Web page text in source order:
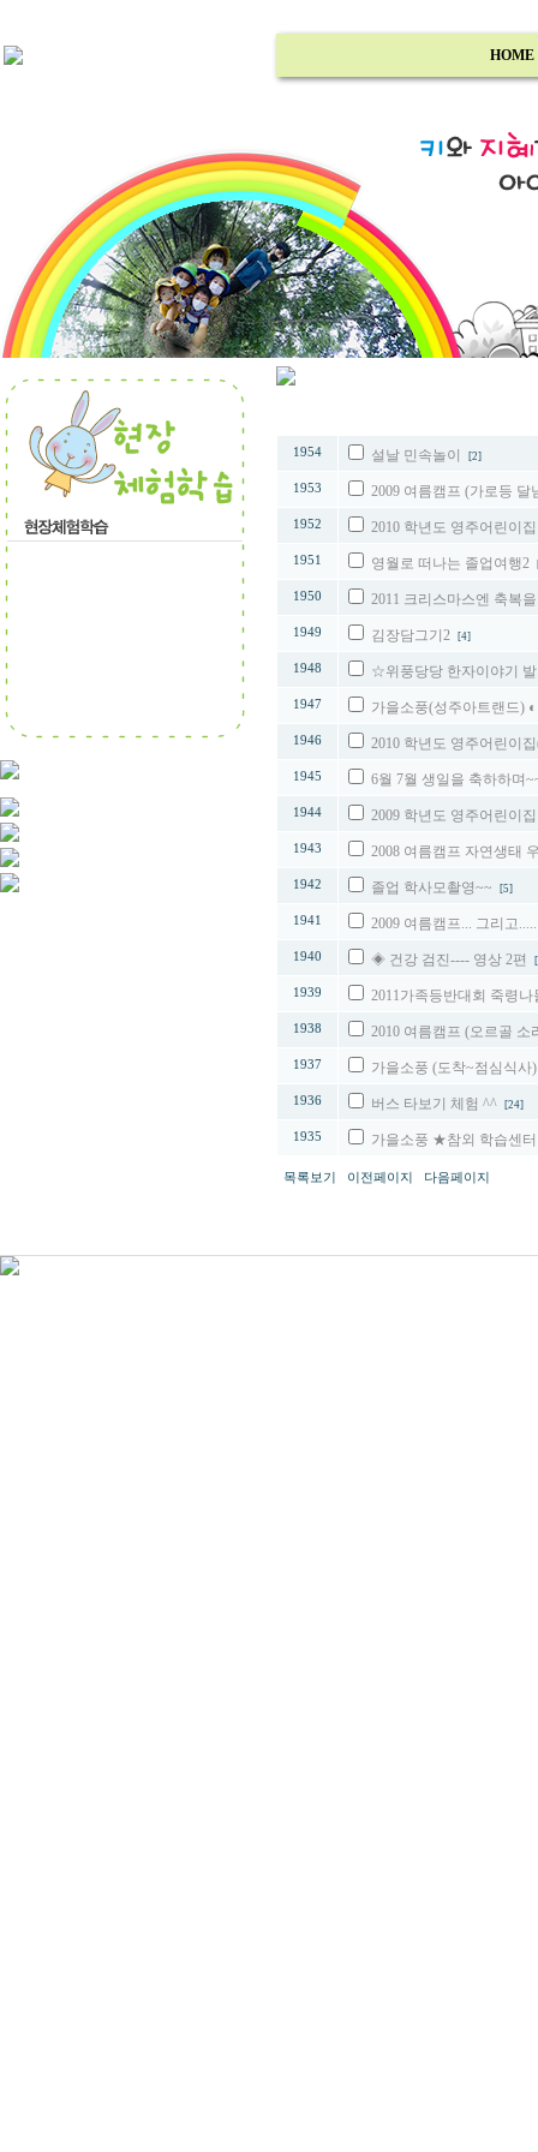
HOME
1954 설날 민속놀이 [2]
1953 2009 여름캠프 (가로등
1952 2010 학년도 영주어린이
1951 영월로 떠나는 졸업여행2
1950 2011 크리스마스엔 축복
1949 김장담그기2 [4]
1948 ☆위풍당당 한자이야기
1947 가을소풍(성주아트랜드)
1946 2010 학년도 영주어린이
1945 6월 7월 생일을 축하하며
1944 2009 학년도 영주어린이
1943 2008 여름캠프 자연생태
1942 졸업 학사모촬영~~ [5]
1941 2009 여름캠프... 그리고
1940 ◈ 건강 검진---- 영상 2편
1939 2011가족등반대회 죽령
1938 2010 여름캠프 (오르골
1937 가을소풍 (도착~점심식
1936 버스 타보기 체험 ^^ [24]
1935 가을소풍 ★참외 학습센
목록보기 이전페이지 다음페이지